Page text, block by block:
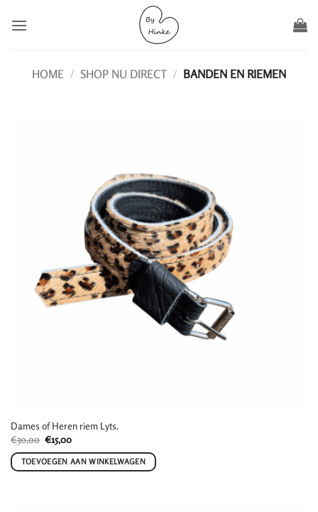
naar
HOME / SHOP NU DIRECT / BANDEN EN RIEMEN
Dames of Heren riem Lyts.
€30,00 Oorspronkelijke
prijs
was:
€30,00.
€15,00Huidige
is:
€15,00.
TOEVOEGEN AAN WINKELWAGEN